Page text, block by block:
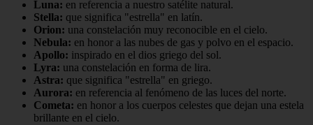
Luna: en referencia a nuestro satélite natural.
Stella: que significa "estrella" en latín.
Orion: una constelación muy reconocible en el cielo.
Nebula: en honor a las nubes de gas y polvo en el espacio.
Apollo: inspirado en el dios griego del sol.
Lyra: una constelación en forma de lira.
Astra: que significa "estrella" en griego.
Aurora: en referencia al fenómeno de las luces del norte.
Cometa: en honor a los cuerpos celestes que dejan una estela
brillante en el cielo.